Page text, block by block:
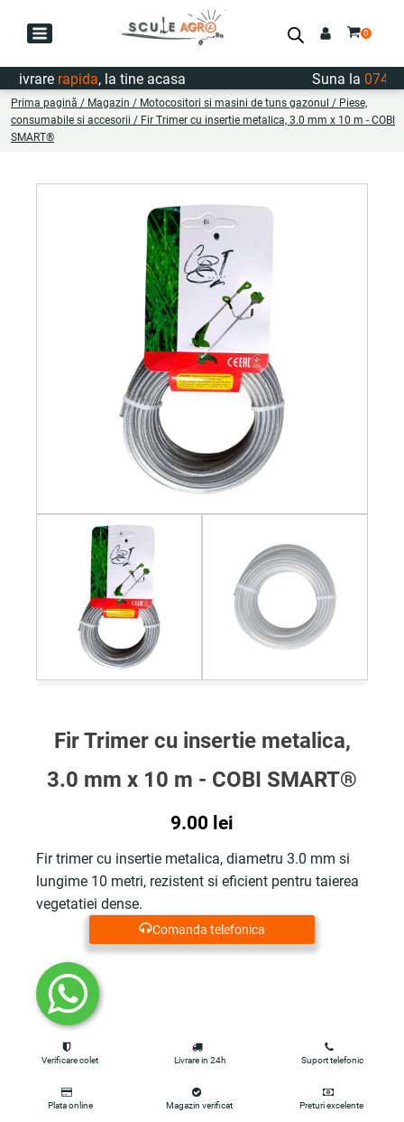
rapida, la tine acasa Suna la
Prima pagină / Magazin / Motocositori si masini de tuns gazonul / Piese,
consumabile si accesorii / Fir Trimer cu insertie metalica, 3.0 mm x 10 m - COBI
SMART®
Fir Trimer cu insertie metalica,
3.0 mm x 10 m - COBI SMART®
9.00 lei
Fir trimer cu insertie metalica, diametru 3.0 mm si
lungime 10 metri, rezistent si eficient pentru taierea
vegetatiei dense.
Comanda telefonica
Verificare colet Livrare in 24h Suport telefonic
Plata online Magazin verificat Preturi excelente